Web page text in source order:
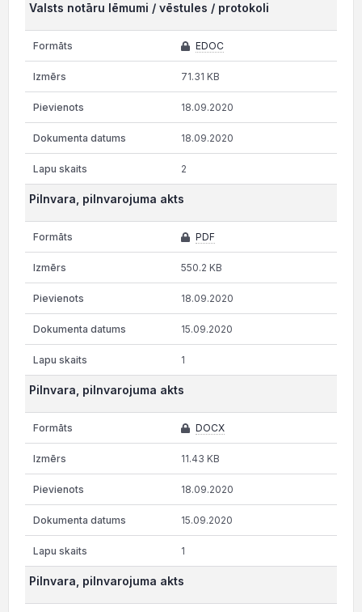
Valsts notāru lēmumi / vēstules / protokoli
EDOC
71.31 KB
18.09.2020
18.09.2020
2
Pilnvara, pilnvarojuma akts
PDF
550.2 KB
18.09.2020
15.09.2020
1
Pilnvara, pilnvarojuma akts
DOCX
11.43 KB
18.09.2020
15.09.2020
1
Pilnvara, pilnvarojuma akts